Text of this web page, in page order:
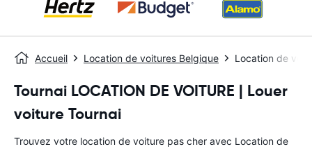
Accueil Location de voitures Belgique Location de
Tournai LOCATION DE VOITURE | Louer
voiture Tournai
Trouvez votre location de voiture pas cher avec Location de